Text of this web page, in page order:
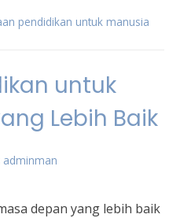
pendidikan untuk manusia
untuk
Lebih Baik
adminman
depan yang lebih baik